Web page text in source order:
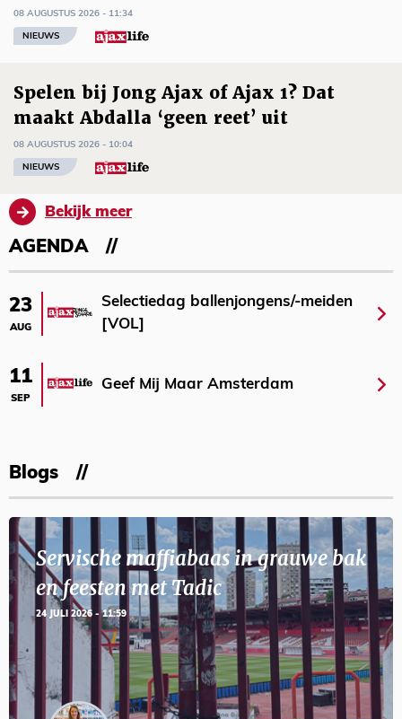
08 AUGUSTUS 2026 - 11:34
NIEUWS
Spelen bij Jong Ajax of Ajax 1? Dat
maakt Abdalla ‘geen reet’ uit
08 AUGUSTUS 2026 - 10:04
NIEUWS
Bekijk meer
AGENDA
23
AUG
Selectiedag ballenjongens/-meiden
[VOL]
11
SEP
Geef Mij Maar Amsterdam
Blogs
Servische maffiabaas in grauwe bak
en feesten met Tadic
24 JULI 2026 - 11:59